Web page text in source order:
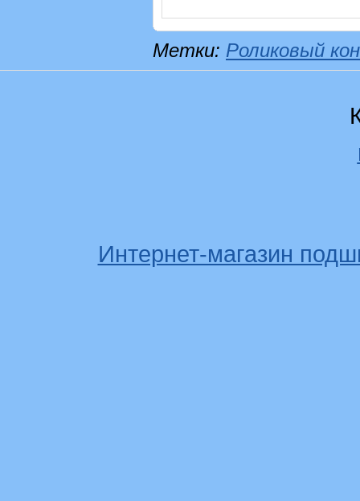
Метки: Роликовый
Интернет-магазин